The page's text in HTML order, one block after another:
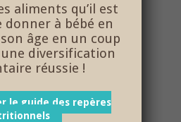
aliments qu’il est
donner à bébé en
âge en un coup
une diversification
réussie !
le guide des repères